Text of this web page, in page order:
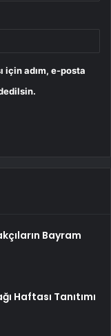
için adım, e-posta
Bayram
Haftası Tanıtımı